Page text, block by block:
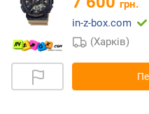
грн.
in-z-box.com
(Харків)